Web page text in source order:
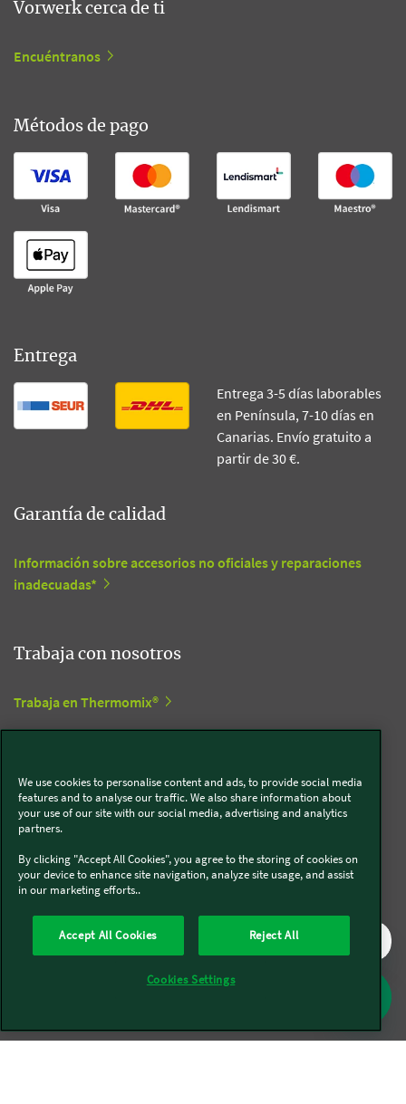
Vorwerk cerca de ti
Encuéntranos
Métodos de pago
Entrega
Entrega 3-5 días laborables
en Península, 7-10 días en
Canarias. Envío gratuito a
partir de 30 €.
Garantía de calidad
Información sobre accesorios no oficiales y reparaciones
inadecuadas*
Trabaja con nosotros
Trabaja en Thermomix®
Síguenos en redes sociales
Kobold
Thermomix®
We use cookies to personalise content and ads, to provide social media
features and to analyse our traffic. We also share information about
your use of our site with our social media, advertising and analytics
partners.
By clicking "Accept All Cookies", you agree to the storing of cookies on
your device to enhance site navigation, analyze site usage, and assist
in our marketing efforts..
Accept All Cookies Reject All
Cookies Settings